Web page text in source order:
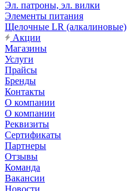
Эл. патроны, эл. вилки
Элементы питания
Щелочные LR (алкалиновые)
Акции
Магазины
Услуги
Прайсы
Бренды
Контакты
О компании
О компании
Реквизиты
Сертификаты
Партнеры
Отзывы
Команда
Вакансии
Новости